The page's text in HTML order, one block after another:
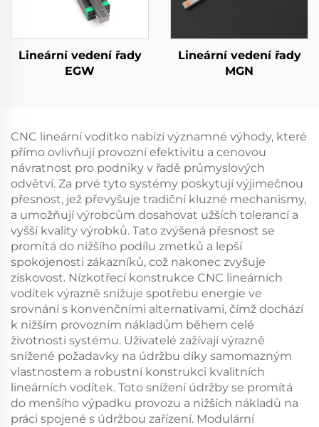
Lineární vedení řady
EGW
Lineární vedení řady
MGN
CNC lineární vodítko nabízí významné výhody, které
přímo ovlivňují provozní efektivitu a cenovou
návratnost pro podniky v řadě průmyslových
odvětví. Za prvé tyto systémy poskytují výjimečnou
přesnost, jež převyšuje tradiční kluzné mechanismy,
a umožňují výrobcům dosahovat užších tolerancí a
vyšší kvality výrobků. Tato zvýšená přesnost se
promítá do nižšího podílu zmetků a lepší
spokojenosti zákazníků, což nakonec zvyšuje
ziskovost. Nízkotřecí konstrukce CNC lineárních
vodítek výrazně snižuje spotřebu energie ve
srovnání s konvenčními alternativami, čímž dochází
k nižším provozním nákladům během celé
životnosti systému. Uživatelé zažívají výrazně
snížené požadavky na údržbu díky samomazným
vlastnostem a robustní konstrukci kvalitních
lineárních vodítek. Toto snížení údržby se promítá
do menšího výpadku provozu a nižších nákladů na
práci spojené s údržbou zařízení. Modulární